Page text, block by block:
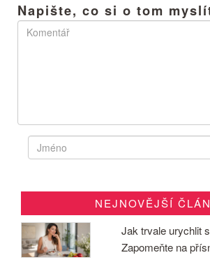
Napište, co si o tom
NEJNOVĚJŠÍ
Jak trvale urychlit
Zapomeňte na